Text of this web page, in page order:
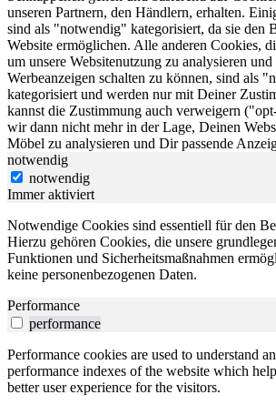
unseren Partnern, den Händlern, erhalten.
sind als "notwendig" kategorisiert, da sie den
Website ermöglichen. Alle anderen Cookies,
um unsere Websitenutzung zu analysieren und
Werbeanzeigen schalten zu können, sind als
kategorisiert und werden nur mit Deiner
kannst die Zustimmung auch verweigern
wir dann nicht mehr in der Lage, Deinen
Möbel zu analysieren und Dir passende
notwendig
notwendig
Immer aktiviert
Notwendige Cookies sind essentiell für den
Hierzu gehören Cookies, die unsere
Funktionen und Sicherheitsmaßnahmen
keine personenbezogenen Daten.
Performance
performance
Performance cookies are used to understand
performance indexes of the website which
better user experience for the visitors.